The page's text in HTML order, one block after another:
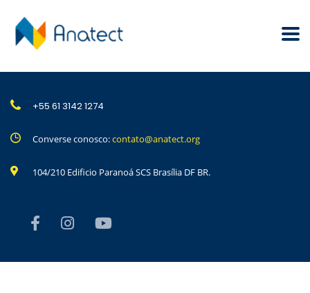
+55 61 3142 1274
Converse conosco:contato@anatect.org
104/210 Edificio Paranoá SCS Brasília DF BR.